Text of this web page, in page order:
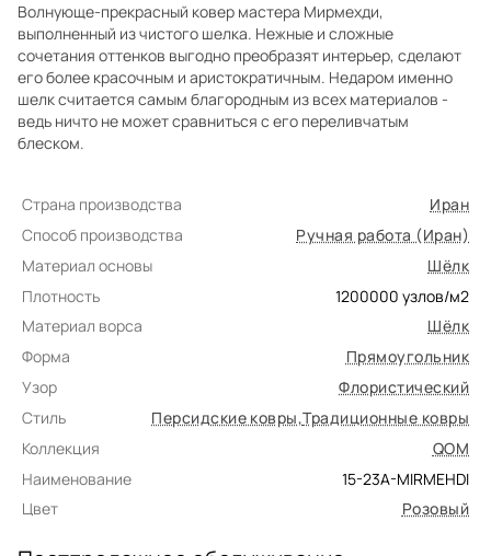
Волнующе-прекрасный ковер мастера Мирмехди,
выполненный из чистого шелка. Нежные и сложные
сочетания оттенков выгодно преобразят интерьер, сделают
его более красочным и аристократичным. Недаром именно
шелк считается самым благородным из всех материалов -
ведь ничто не может сравниться с его переливчатым
блеском.
Страна производства
Иран
Способ производства
Ручная работа (Иран)
Материал основы
Шёлк
Плотность
1200000 узлов/м2
Материал ворса
Шёлк
Форма
Прямоугольник
Узор
Флористический
Стиль
Персидские ковры,Традиционные ковры
Коллекция
QOM
Наименование
15-23A-MIRMEHDI
Цвет
Розовый